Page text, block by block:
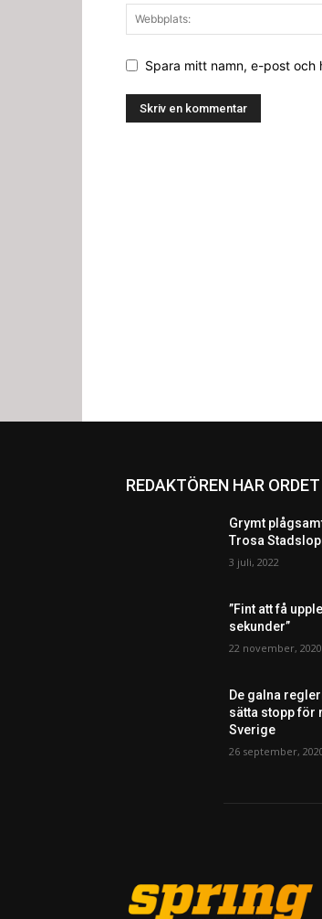
Spara mitt namn, e-post och
REDAKTÖREN HAR ORDET
Grymt
Trosa
3 juli, 2022
”Fint att få
sekunder”
22 november, 2020
De galna
sätta stopp för
Sverige
26 september,